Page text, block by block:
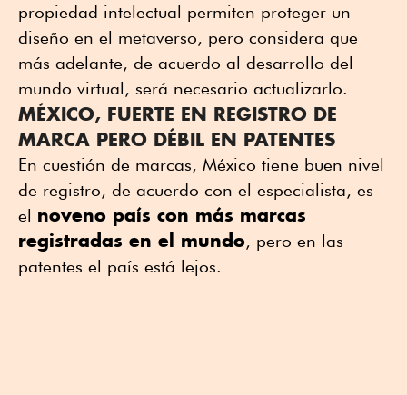
propiedad intelectual permiten proteger un
diseño en el metaverso, pero considera que
más adelante, de acuerdo al desarrollo del
mundo virtual, será necesario actualizarlo.
MÉXICO, FUERTE EN REGISTRO DE
MARCA PERO DÉBIL EN PATENTES
En cuestión de marcas, México tiene buen nivel
de registro, de acuerdo con el especialista, es
el noveno país con más marcas
registradas en el mundo, pero en las
patentes el país está lejos.